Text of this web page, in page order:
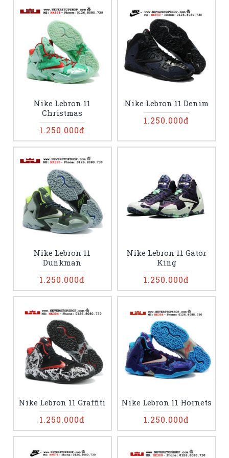
Nike Lebron 11
Christmas
1.250.000đ
Nike Lebron 11 Denim
1.250.000đ
Nike Lebron 11
Dunkman
1.250.000đ
Nike Lebron 11 Gator
King
1.250.000đ
Nike Lebron 11 Graffiti
1.250.000đ
Nike Lebron 11 Hornets
1.250.000đ